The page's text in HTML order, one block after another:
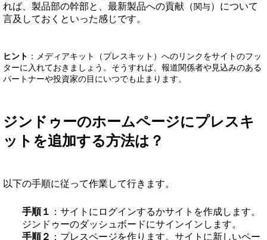
れば、製品部の幹部と、最新製品への貢献（ 関与）について
言及しておくといった感じです。
ヒント ：メディアキット（プレスキット）へのリンクをサイトのフッ
ターに入れておきましょう。そうすれば、報道関係者や見込みのある
パートナーや投資家の目にいつでも止まります。
ジンドゥーのホームページにプレスキ
ットを追加する方法は？
以下の手順に従って作業して行きます。
手順１ ：サイトにログインするかサイトを作成します。
ジンドゥーのダッシュボードにサインインします。
手順２ ：プレスページを作ります。サイトに新しいペー